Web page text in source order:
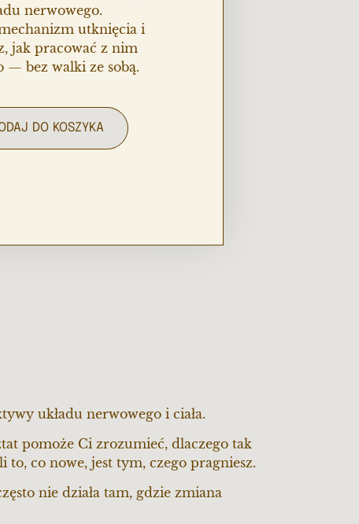
nerwowego.
utknięcia i
jak pracować z nim
— bez walki ze sobą.
DO KOSZYKA
układu nerwowego i ciała.
pomoże Ci zrozumieć, dlaczego tak
to, co nowe, jest tym, czego pragniesz.
nie działa tam, gdzie zmiana